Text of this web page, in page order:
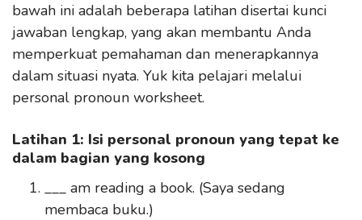
bawah ini adalah beberapa latihan disertai kunci
jawaban lengkap, yang akan membantu Anda
memperkuat pemahaman dan menerapkannya
dalam situasi nyata. Yuk kita pelajari melalui
personal pronoun worksheet.
Latihan 1: Isi personal pronoun yang tepat ke
dalam bagian yang kosong
___ am reading a book. (Saya sedang
membaca buku.)